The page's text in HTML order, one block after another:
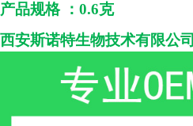
产品规格
： 0.6克
西安斯诺特生物技术有限公司